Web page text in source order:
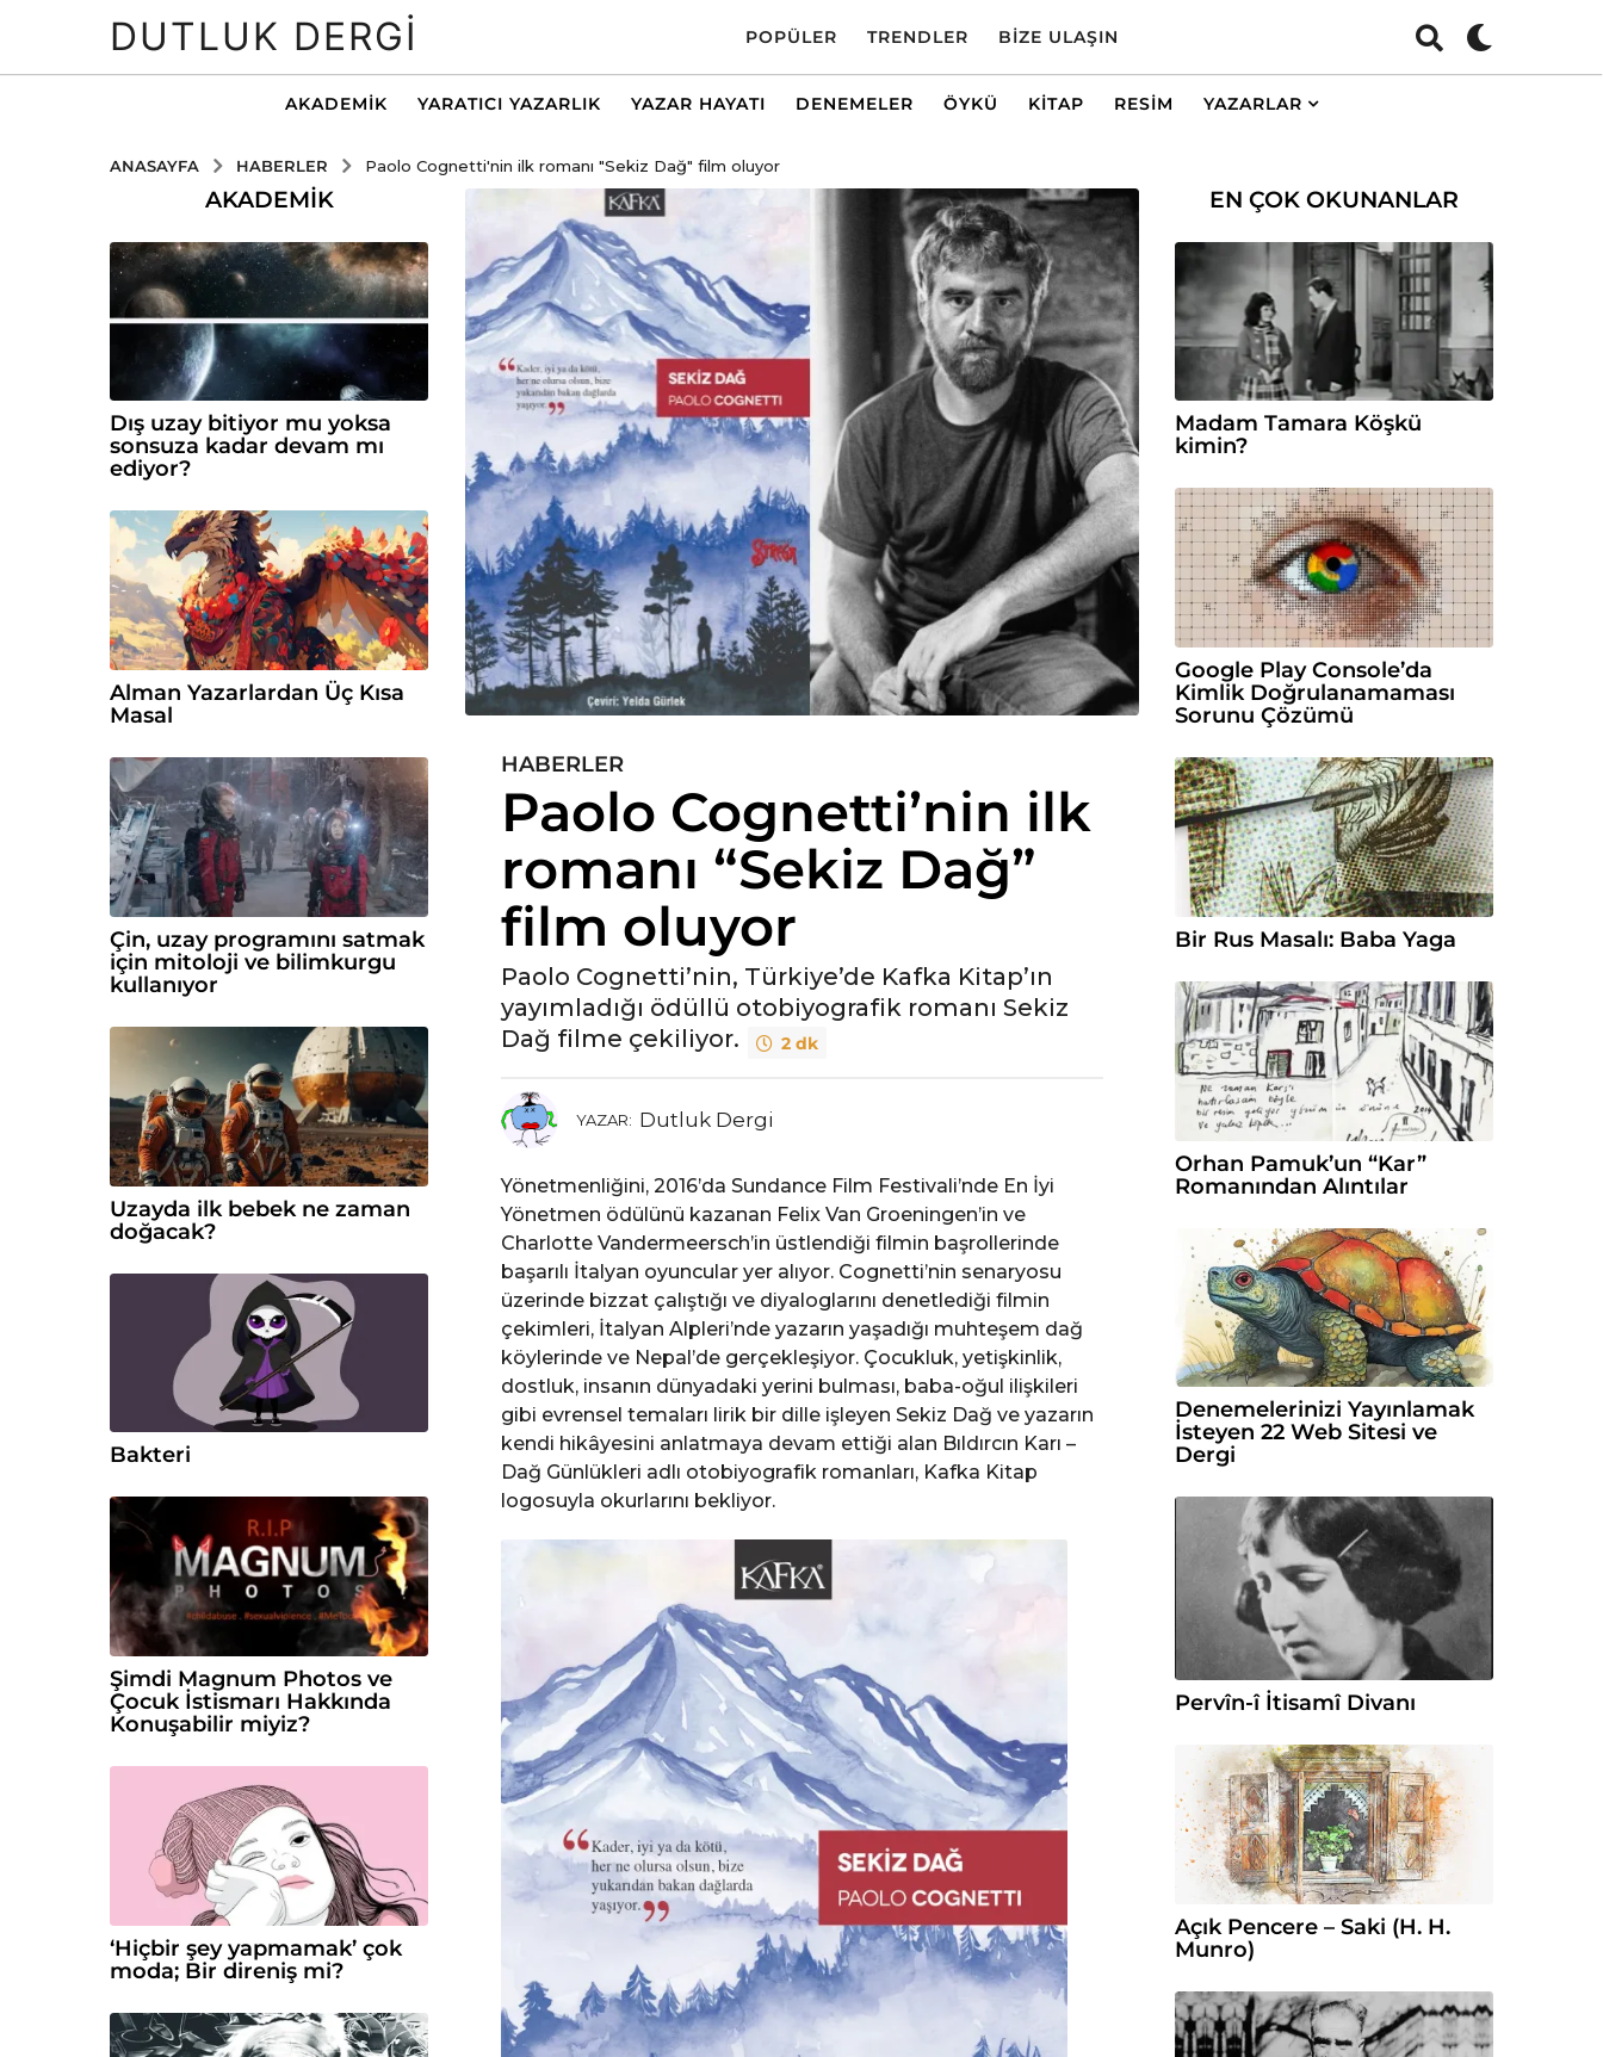
DUTLUK DERGI POPÜLER TRENDLER BIZE ULAŞIN
AKADEMIK YARATICI YAZARLIK YAZAR HAYATI DENEMELER ÖYKÜ KITAP RESIM YAZARLAR
ANASAYFA HABERLER Paolo Cognetti'nin ilk romanı "Sekiz Dağ" film oluyor
5
y
ö
n
e
y
ı
ö
n
e
HABERLER
Paolo Cognetti’nin ilk
romanı “Sekiz Dağ”
film oluyor
Paolo Cognetti’nin, Türkiye’de Kafka Kitap’ın
yayımladığı ödüllü otobiyografik romanı Sekiz
Dağ filme çekiliyor.
2 dk
YAZAR: Dutluk Dergi
Yönetmenliğini, 2016’da Sundance Film Festivali’nde En İyi
Yönetmen ödülünü kazanan Felix Van Groeningen’in ve
Charlotte Vandermeersch’in üstlendiği filmin başrollerinde
başarılı İtalyan oyuncular yer alıyor. Cognetti’nin senaryosu
üzerinde bizzat çalıştığı ve diyaloglarını denetlediği filmin
çekimleri, İtalyan Alpleri’nde yazarın yaşadığı muhteşem dağ
köylerinde ve Nepal’de gerçekleşiyor. Çocukluk, yetişkinlik,
dostluk, insanın dünyadaki yerini bulması, baba-oğul ilişkileri
gibi evrensel temaları lirik bir dille işleyen Sekiz Dağ ve yazarın
kendi hikâyesini anlatmaya devam ettiği alan Bıldırcın Karı –
Dağ Günlükleri adlı otobiyografik romanları, Kafka Kitap
logosuyla okurlarını bekliyor.
AKADEMIK
Dış uzay bitiyor mu yoksa
sonsuza kadar devam mı
ediyor?
Alman Yazarlardan Üç Kısa
Masal
Çin, uzay programını satmak
için mitoloji ve bilimkurgu
kullanıyor
Uzayda ilk bebek ne zaman
doğacak?
Bakteri
Şimdi Magnum Photos ve
Çocuk İstismarı Hakkında
Konuşabilir miyiz?
‘Hiçbir şey yapmamak’ çok
moda; Bir direniş mi?
EN ÇOK OKUNANLAR
Madam Tamara Köşkü
kimin?
Google Play Console’da
Kimlik Doğrulanamaması
Sorunu Çözümü
Bir Rus Masalı: Baba Yaga
Orhan Pamuk’un “Kar”
Romanından Alıntılar
Denemelerinizi Yayınlamak
İsteyen 22 Web Sitesi ve
Dergi
Pervîn-î İtisamî Divanı
Açık Pencere – Saki (H. H.
Munro)